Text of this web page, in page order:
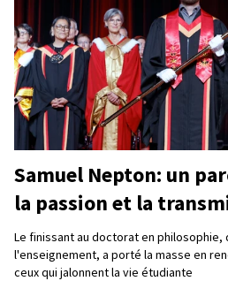
Samuel Nepton: un
la passion et la
Le finissant au doctorat en philosophie,
l'enseignement, a porté la masse en
ceux qui jalonnent la vie étudiante